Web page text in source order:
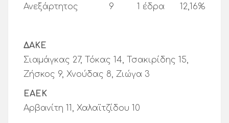
Ανεξάρτητος 9 1 έδρα 12,16%
ΔΑΚΕ
Σιαμάγκας 27, Τόκας 14, Τσακιρίδης 15,
Ζήσκος 9, Χνούδας 8, Ζιώγα 3
ΕΑΕΚ
Αρβανίτη 11, Χαλαϊτζίδου 10